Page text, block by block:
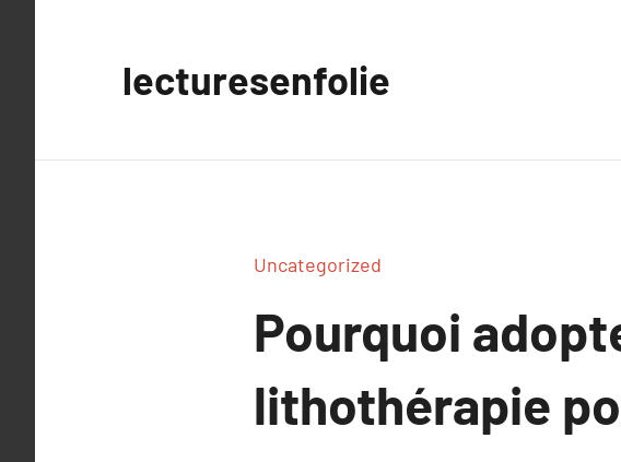
lecturesenfolie
Uncategorized
Pourquoi
lithothérapie